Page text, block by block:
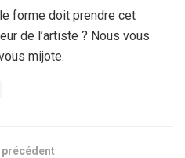
forme doit prendre cet
de l’artiste ? Nous vous
mijote.